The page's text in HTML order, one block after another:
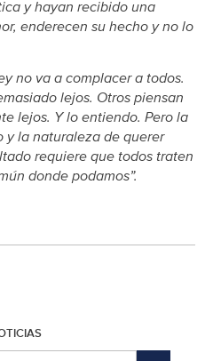
y hayan recibido una
enderecen su hecho y no lo
no va a complacer a todos.
lejos. Otros piensan
lejos. Y lo entiendo. Pero la
y la naturaleza de querer
requiere que todos traten
donde podamos”.